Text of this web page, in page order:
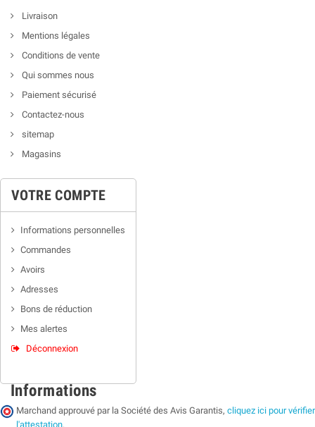
Livraison
Mentions légales
Conditions de vente
Qui sommes nous
Paiement sécurisé
Contactez-nous
sitemap
Magasins
VOTRE COMPTE
Informations personnelles
Commandes
Avoirs
Adresses
Bons de réduction
Mes alertes
Déconnexion
Informations
Marchand approuvé par la Société des Avis Garantis, cliquez ici pour vérifier
l'attestation.